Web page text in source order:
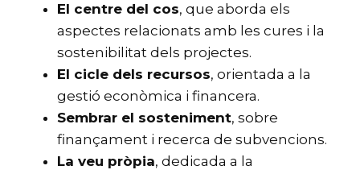
El centre del cos, que aborda els
aspectes relacionats amb les cures i la
sostenibilitat dels projectes.
El cicle dels recursos, orientada a la
gestió econòmica i financera.
Sembrar el sosteniment, sobre
finançament i recerca de subvencions.
La veu pròpia, dedicada a la